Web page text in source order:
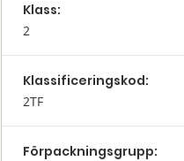
Klass:
2
Klassifi­cerings­kod:
2TF
Förpack­nings­grupp: